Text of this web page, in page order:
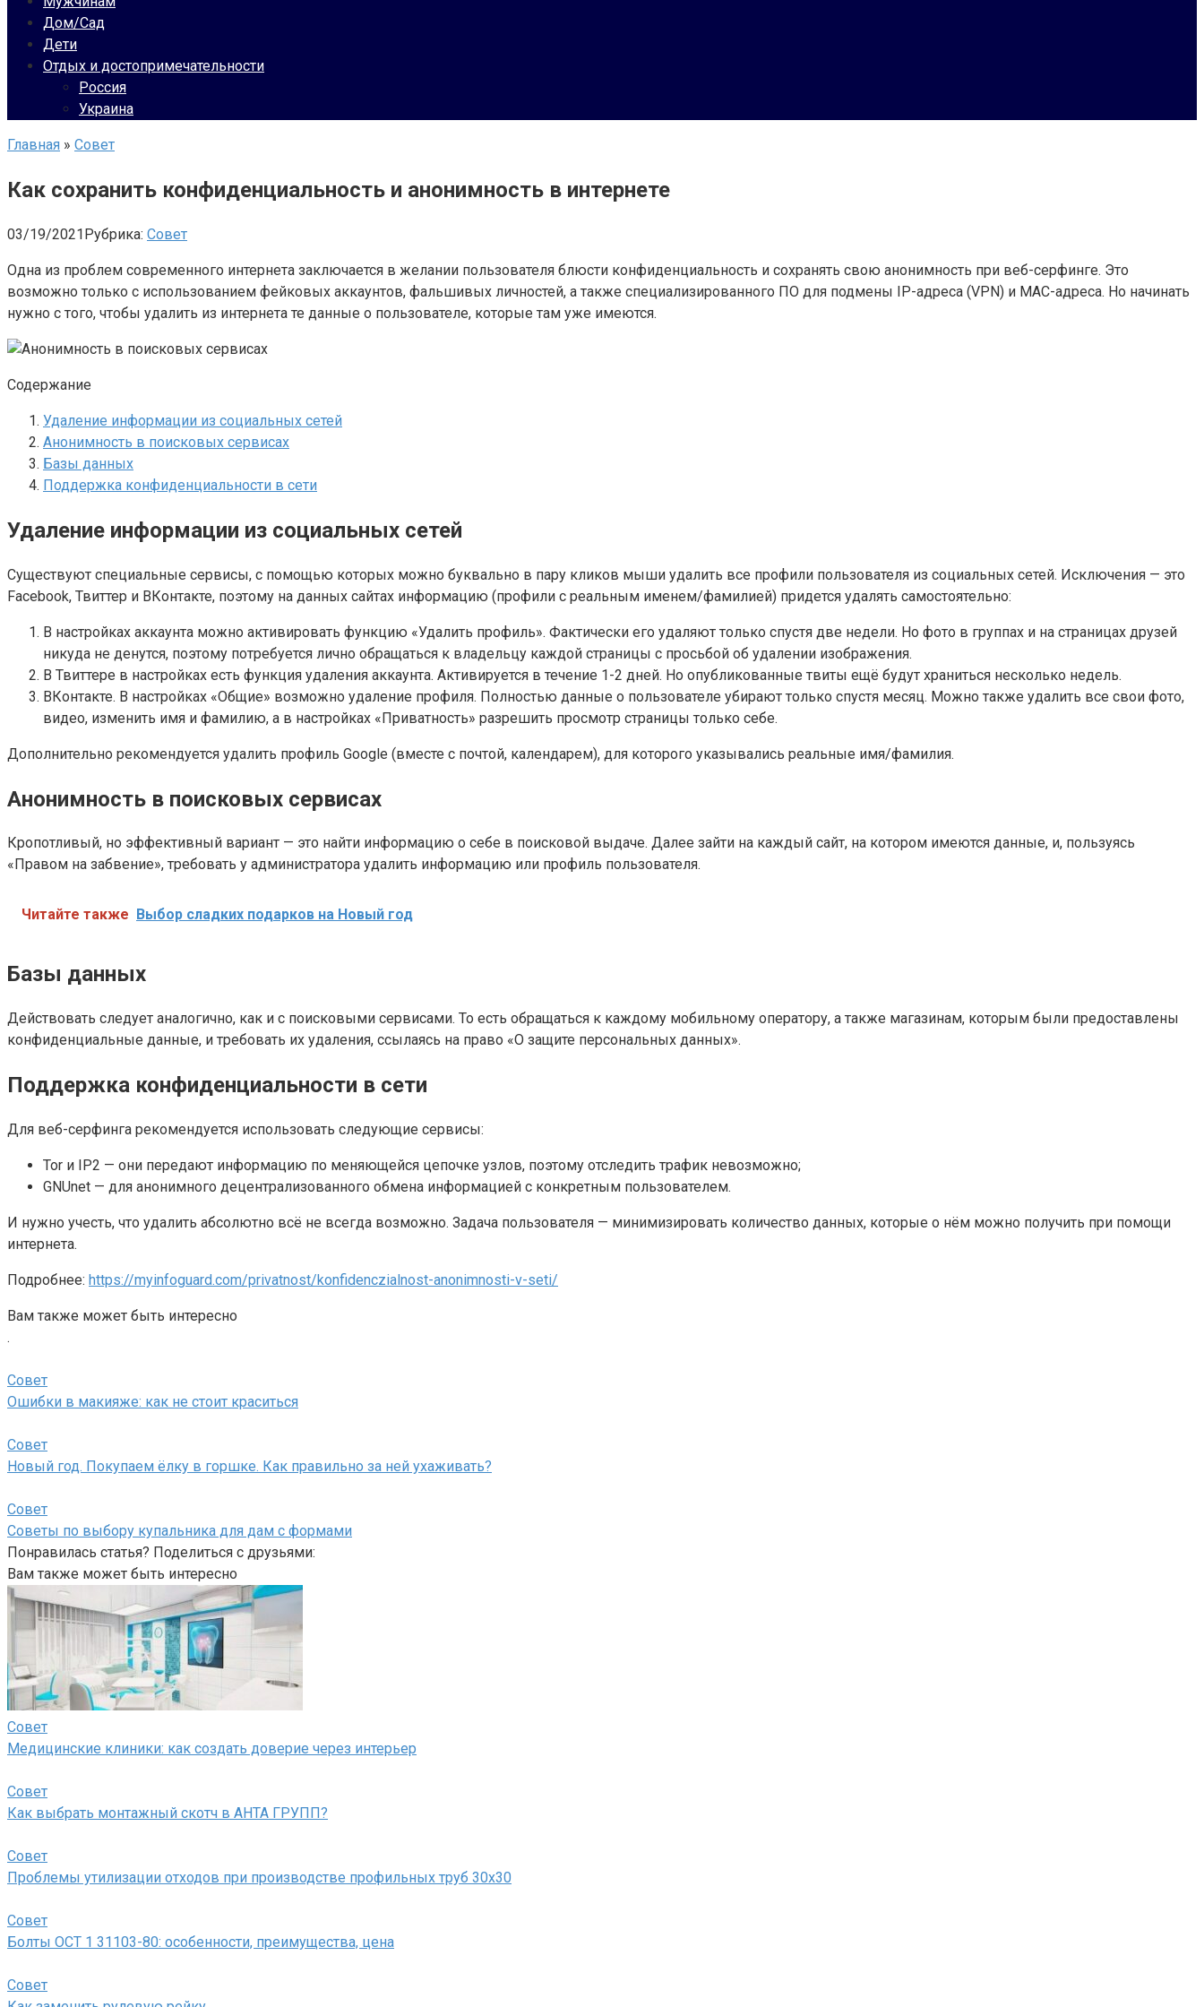
Дом/Сад
Дети
Отдых и достопримечательности
Россия
Украина
Главная » Совет
Как сохранить конфиденциальность и анонимность в интернете
03/19/2021Рубрика: Совет
Одна из проблем современного интернета заключается в желании пользователя блюсти конфиденциальность и сохранять свою анонимность при веб-серфинге. Это
возможно только с использованием фейковых аккаунтов, фальшивых личностей, а также специализированного ПО для подмены IP-адреса (VPN) и MAC-адреса. Но начинать
нужно с того, чтобы удалить из интернета те данные о пользователе, которые там уже имеются.
Содержание
Удаление информации из социальных сетей
Анонимность в поисковых сервисах
Базы данных
Поддержка конфиденциальности в сети
Удаление информации из социальных сетей
Существуют специальные сервисы, с помощью которых можно буквально в пару кликов мыши удалить все профили пользователя из социальных сетей. Исключения — это
Facebook, Твиттер и ВКонтакте, поэтому на данных сайтах информацию (профили с реальным именем/фамилией) придется удалять самостоятельно:
В настройках аккаунта можно активировать функцию «Удалить профиль». Фактически его удаляют только спустя две недели. Но фото в группах и на страницах друзей
никуда не денутся, поэтому потребуется лично обращаться к владельцу каждой страницы с просьбой об удалении изображения.
В Твиттере в настройках есть функция удаления аккаунта. Активируется в течение 1-2 дней. Но опубликованные твиты ещё будут храниться несколько недель.
ВКонтакте. В настройках «Общие» возможно удаление профиля. Полностью данные о пользователе убирают только спустя месяц. Можно также удалить все свои фото,
видео, изменить имя и фамилию, а в настройках «Приватность» разрешить просмотр страницы только себе.
Дополнительно рекомендуется удалить профиль Google (вместе с почтой, календарем), для которого указывались реальные имя/фамилия.
Анонимность в поисковых сервисах
Кропотливый, но эффективный вариант — это найти информацию о себе в поисковой выдаче. Далее зайти на каждый сайт, на котором имеются данные, и, пользуясь
«Правом на забвение», требовать у администратора удалить информацию или профиль пользователя.
Читайте также Выбор сладких подарков на Новый год
Базы данных
Действовать следует аналогично, как и с поисковыми сервисами. То есть обращаться к каждому мобильному оператору, а также магазинам, которым были предоставлены
конфиденциальные данные, и требовать их удаления, ссылаясь на право «О защите персональных данных».
Поддержка конфиденциальности в сети
Для веб-серфинга рекомендуется использовать следующие сервисы:
Tor и IP2 — они передают информацию по меняющейся цепочке узлов, поэтому отследить трафик невозможно;
GNUnet — для анонимного децентрализованного обмена информацией с конкретным пользователем.
И нужно учесть, что удалить абсолютно всё не всегда возможно. Задача пользователя — минимизировать количество данных, которые о нём можно получить при помощи
интернета.
Подробнее: https://myinfoguard.com/privatnost/konfidenczialnost-anonimnosti-v-seti/
Вам также может быть интересно
.
Совет
Ошибки в макияже: как не стоит краситься
Совет
Новый год. Покупаем ёлку в горшке. Как правильно за ней ухаживать?
Совет
Советы по выбору купальника для дам с формами
Понравилась статья? Поделиться с друзьями:
Вам также может быть интересно
Совет
Медицинские клиники: как создать доверие через интерьер
Совет
Как выбрать монтажный скотч в АНТА ГРУПП?
Совет
Проблемы утилизации отходов при производстве профильных труб 30х30
Совет
Болты ОСТ 1 31103-80: особенности, преимущества, цена
Совет